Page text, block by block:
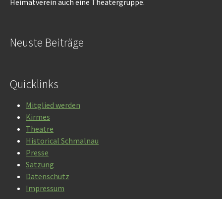
Heimatverein auch eine Theatergruppe.
Neuste Beiträge
Quicklinks
Mitglied werden
Kirmes
Theatre
Historical Schmalnau
Presse
Satzung
Datenschutz
Impressum